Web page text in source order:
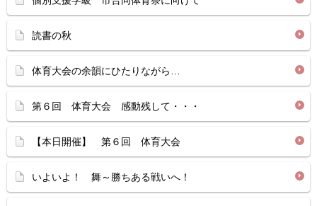
読書の秋
体育大会の余韻にひたりながら…
第６回 体育大会 感動残して・・・
【本日開催】 第６回 体育大会
いよいよ！ 舞～勝ちある戦いへ！